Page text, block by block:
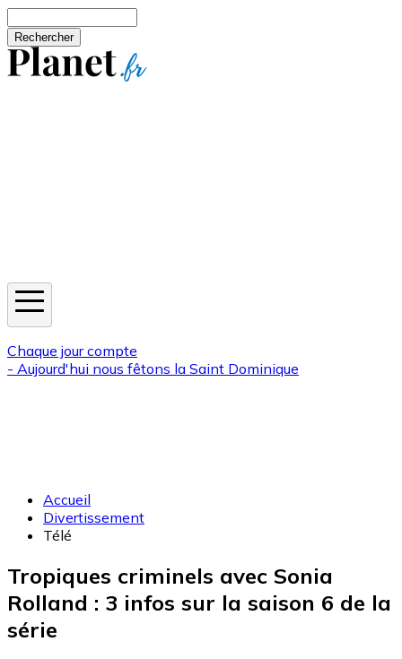
Chaque jour compte
- Aujourd'hui nous fêtons la Saint Dominique
Accueil
Divertissement
Télé
Tropiques criminels avec Sonia
Rolland : 3 infos sur la saison 6 de la
série